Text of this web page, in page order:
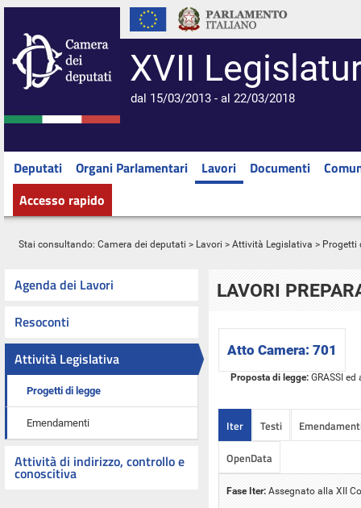
XVII
dal 15/03/2013 - al 22/03/2018
Deputati Organi Parlamentari Lavori Documenti
Accesso rapido
Stai consultando: Camera dei deputati > Lavori > Attività Legislativa > Progetti
Agenda dei Lavori
Resoconti
Attività Legislativa
Progetti di legge
Emendamenti
Attività di indirizzo, controllo e
conoscitiva
LAVORI
Atto Camera: 701
Proposta di legge: GRASSI
Iter Testi
OpenData
Fase Iter: Assegnato alla XII